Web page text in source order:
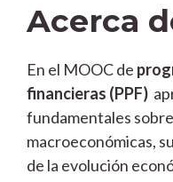
Acerca
En el MOOC de
financieras (PPF)
fundamentales
macroeconómicas,
de la evolución